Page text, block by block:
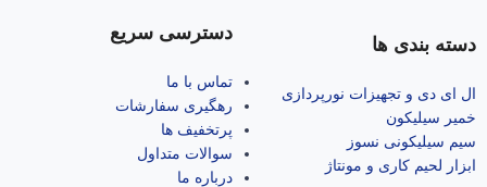
دسته بندی ها
ال‌ ای‌ دی و تجهیزات نورپردازی
خمیر سیلیکون
سیم سیلیکونی نسوز
ابزار لحیم کاری و مونتاژ
دسترسی سریع
تماس با ما
رهگیری سفارشات
پرتخفیف ها
سوالات متداول
درباره ما